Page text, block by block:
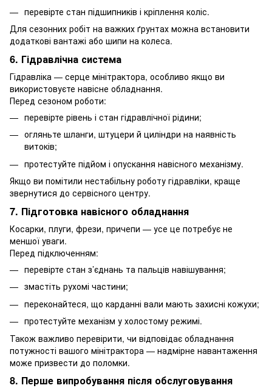
перевірте стан підшипників і кріплення коліс.
Для сезонних робіт на важких ґрунтах можна встановити
додаткові вантажі або шипи на колеса.
6. Гідравлічна система
Гідравліка — серце мінітрактора, особливо якщо ви
використовуєте навісне обладнання.
Перед сезоном роботи:
перевірте рівень і стан гідравлічної рідини;
огляньте шланги, штуцери й циліндри на наявність
витоків;
протестуйте підйом і опускання навісного механізму.
Якщо ви помітили нестабільну роботу гідравліки, краще
звернутися до сервісного центру.
7. Підготовка навісного обладнання
Косарки, плуги, фрези, причепи — усе це потребує не
меншої уваги.
Перед підключенням:
перевірте стан з’єднань та пальців навішування;
змастіть рухомі частини;
переконайтеся, що карданні вали мають захисні кожухи;
протестуйте механізм у холостому режимі.
Також важливо перевірити, чи відповідає обладнання
потужності вашого мінітрактора — надмірне навантаження
може призвести до поломки.
8. Перше випробування після обслуговування